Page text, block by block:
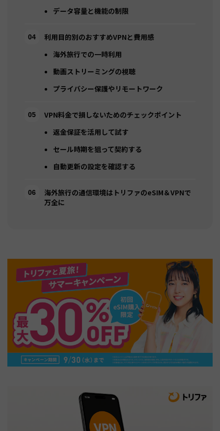
データ容量と機能の制限
利用目的別のおすすめVPNと費用感
海外旅行での一時利用
動画ストリーミングの視聴
プライバシー保護やリモートワーク
VPN料金で損しないためのチェックポイント
返金保証を活用して試す
セール時期を狙って契約する
自動更新の設定を確認する
海外旅行の通信環境はトリファのeSIM＆VPNで
万全に